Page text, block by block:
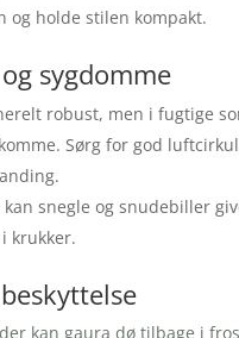
og holde stilen kompakt.
sygdomme
robust, men i fugtige
Sørg for god
kan snegle og snudebiller
krukker.
kan gaura dø tilbage i